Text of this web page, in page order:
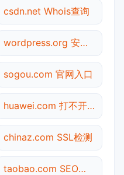
csdn.net Whois查询
wordpress.org 安全吗
sogou.com 官网入口
huawei.com 打不开检测
chinaz.com SSL检测
taobao.com SEO体检